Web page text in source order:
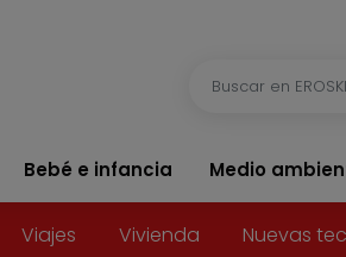
Bebé e infancia Medio
Viajes Vivienda Nuevas